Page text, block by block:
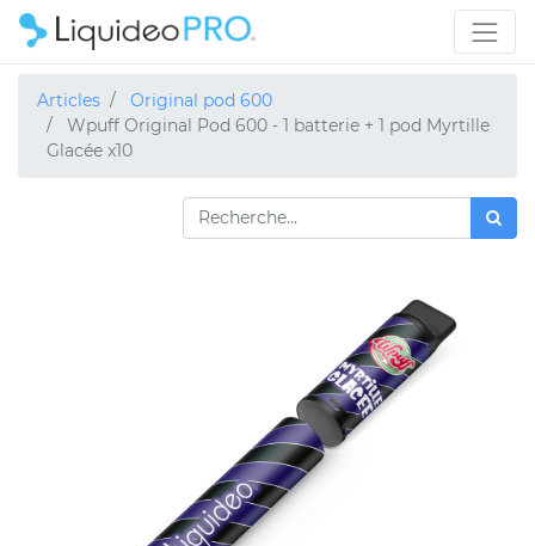
Articles
Original pod 600
Wpuff Original Pod 600 - 1 batterie + 1 pod Myrtille
Glacée x10